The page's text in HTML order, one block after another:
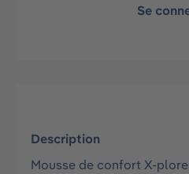
Se
Description
Mousse de confort X-